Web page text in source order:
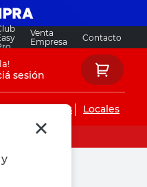
Venta
Empresa
Contacto
sesión
instalaciones Locales